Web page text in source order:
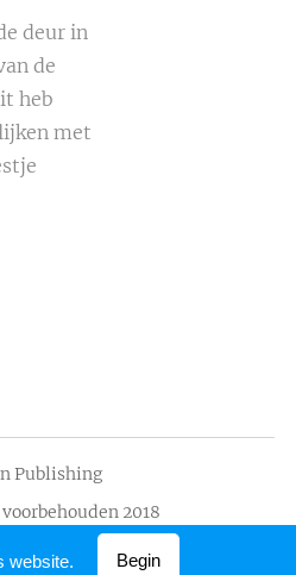
deur in
de
heb
met
Publishing
2018
door
Webnode
website. Begin